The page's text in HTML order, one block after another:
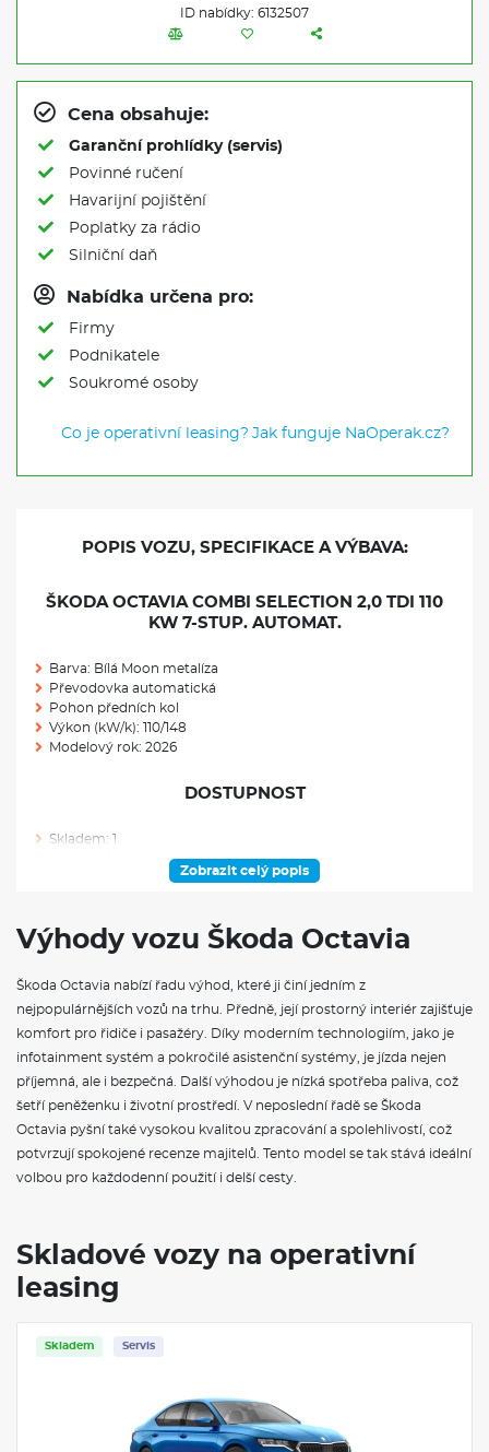
ID nabídky: 6132507
Cena obsahuje:
Garanční prohlídky (servis)
Povinné ručení
Havarijní pojištění
Poplatky za rádio
Silniční daň
Nabídka určena pro:
Firmy
Podnikatele
Soukromé osoby
Co je operativní leasing? Jak funguje NaOperak.cz?
POPIS VOZU, SPECIFIKACE A VÝBAVA:
ŠKODA OCTAVIA COMBI SELECTION 2,0 TDI 110
KW 7-STUP. AUTOMAT.
Barva: Bílá Moon metalíza
Převodovka automatická
Pohon předních kol
Výkon (kW/k): 110/148
Modelový rok: 2026
DOSTUPNOST
Skladem: 1
Rezervní kolo (neplnohodnotné)
Parkovací kamera vzadu
City plus
Multifunkční kamera
Virtuální kokpit 10"
Parkovací senzory vpředu a vzadu
Matrix-LED přední světlomety
Matrix-LED přední světlomety s funkcí do špatného počasí
Automatická regulace sklonu světlometů
Světla do špatného počasí
VÝBAVA VE VÝBAVA STUPNI
Roletový kryt zavazadlového prostoru
Nárazníky v barvě karoserie s chromovanou lištou
Střešní nosič černý matný
Černé orámování oken
Zobrazit celý popis
Výhody vozu Škoda Octavia
Škoda Octavia nabízí řadu výhod, které ji činí jedním z
nejpopulárnějších vozů na trhu. Předně, její prostorný interiér zajišťuje
komfort pro řidiče i pasažéry. Díky moderním technologiím, jako je
infotainment systém a pokročilé asistenční systémy, je jízda nejen
příjemná, ale i bezpečná. Další výhodou je nízká spotřeba paliva, což
šetří peněženku i životní prostředí. V neposlední řadě se Škoda
Octavia pyšní také vysokou kvalitou zpracování a spolehlivostí, což
potvrzují spokojené recenze majitelů. Tento model se tak stává ideální
volbou pro každodenní použití i delší cesty.
Skladové vozy na operativní
leasing
Skladem Servis